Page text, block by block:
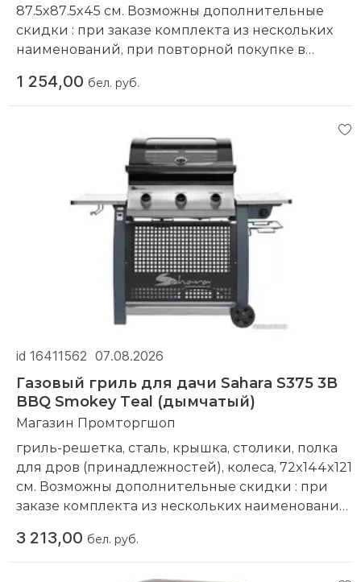
87.5x87.5x45 см. Возможны дополнительные
скидки : при заказе комплекта из нескольких
наименований, при повторной покупке в
Компания производитель:
1 254,00 бел. руб.
id 16411562 07.08.2026
Газовый гриль для дачи Sahara S375 3B
BBQ Smokey Teal (дымчатый)
Магазин Промторгшоп
гриль-решетка, сталь, крышка, столики, полка
для дров (принадлежностей), колеса, 72x144x121
см. Возможны дополнительные скидки : при
заказе комплекта из нескольких наименований,
Компания производитель:
3 213,00 бел. руб.